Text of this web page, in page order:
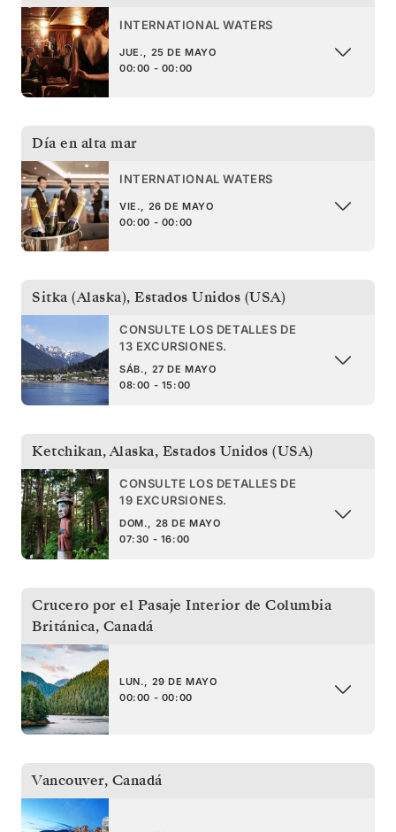
INTERNATIONAL WATERS
JUE., 25 DE MAYO
00:00 - 00:00
Día en alta mar
INTERNATIONAL WATERS
VIE., 26 DE MAYO
00:00 - 00:00
Sitka (Alaska), Estados Unidos (USA)
CONSULTE LOS DETALLES DE
13 EXCURSIONES.
SÁB., 27 DE MAYO
08:00 - 15:00
Ketchikan, Alaska, Estados Unidos (USA)
CONSULTE LOS DETALLES DE
19 EXCURSIONES.
DOM., 28 DE MAYO
07:30 - 16:00
Crucero por el Pasaje Interior de Columbia
Británica, Canadá
LUN., 29 DE MAYO
00:00 - 00:00
Vancouver, Canadá